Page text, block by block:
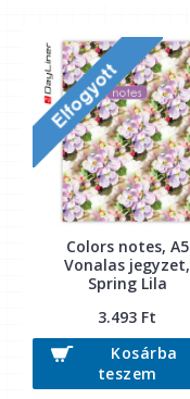
Colors notes, A5
Vonalas jegyzet,
Spring Lila
3.493 Ft
Kosárba
teszem